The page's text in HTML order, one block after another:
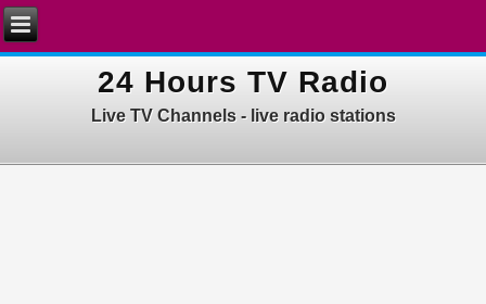
24 Hours TV Radio
Live TV Channels - live radio stations